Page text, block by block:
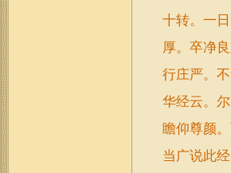
十转。一
厚。卒净
行庄严。
华经云。
瞻仰尊颜
当广说此